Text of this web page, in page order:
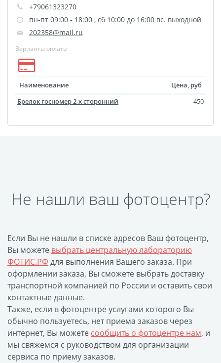
+79061323270
пн-пт 09:00 - 18:00 , сб 10:00 до 16:00 вс. выходной
202358@mail.ru
Варианты оплаты
Наименование
Цена, руб
Брелок госномер 2-х сторонний
450
Не нашли ваш фотоцентр?
Если Вы не нашли в списке адресов Ваш фотоцентр,
Вы можете выбрать центральную лабораторию
ФОТИС.РФ для выполнения Вашего заказа. При
оформлении заказа, Вы сможете выбрать доставку
транспортной компанией по России и оставить свои
контактные данные.
Также, если в фотоцентре услугами которого Вы
обычно пользуетесь, нет приема заказов через
интернет, Вы можете сообщить о фотоцентре нам, и
мы свяжемся с руководством для организации
сервиса по приему заказов.